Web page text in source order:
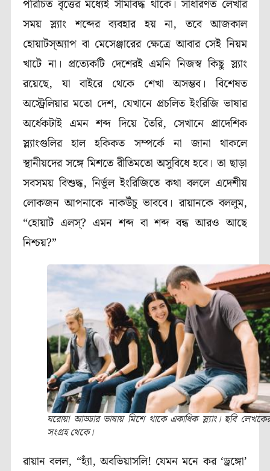
পরিচিত বৃত্তের মধ্যেই সীমাবদ্ধ থাকে। সাধারণত লেখার
সময় স্ল্যাং শব্দের ব্যবহার হয় না, তবে আজকাল
হোয়াটস্অ্যাপ বা মেসেঞ্জারের ক্ষেত্রে আবার সেই নিয়ম
খাটে না। প্রত্যেকটি দেশেরই এমনি নিজস্ব কিছু স্ল্যাং
রয়েছে, যা বাইরে থেকে শেখা অসম্ভব। বিশেষত
অস্ট্রেলিয়ার মতো দেশ, যেখানে প্রচলিত ইংরিজি ভাষার
অর্ধেকটাই এমন শব্দ দিয়ে তৈরি, সেখানে প্রাদেশিক
স্ল্যাংগুলির হাল হকিকত সম্পর্কে না জানা থাকলে
স্থানীয়দের সঙ্গে মিশতে রীতিমতো অসুবিধে হবে। তা ছাড়া
সবসময় বিশুদ্ধ, নির্ভুল ইংরিজিতে কথা বললে এদেশীয়
লোকজন আপনাকে নাকউঁচু ভাববে।রায়ানকে বললুম,
“হোয়াট এলস্? এমন শব্দ বা শব্দ বন্ধ আরও আছে
নিশ্চয়?”
ঘরোয়া আড্ডার ভাষায় মিশে থাকে একাধিক স্ল্যাং। ছবি
সংগ্রহ থেকে।
রায়ান বলল, “হ্যাঁ, অবভিয়াসলি! যেমন মনে কর ‘ড্রঙ্গো’